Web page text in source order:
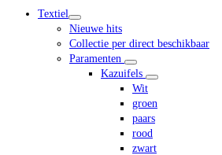
menu
Textiel
Nieuwe hits
Collectie per direct beschikbaar
Paramenten
Kazuifels
Wit
groen
paars
rood
zwart